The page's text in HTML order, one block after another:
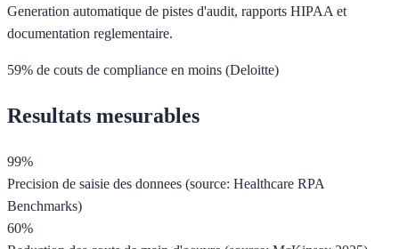
Generation automatique de pistes d'audit, rapports HIPAA et
documentation reglementaire.
59% de couts de compliance en moins (Deloitte)
Resultats mesurables
99%
Precision de saisie des donnees (source: Healthcare RPA
Benchmarks)
60%